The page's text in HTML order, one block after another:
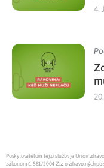
4.
Poskytovateľom tejto služby je Union
zákonom č. 581/2004 Z.z. o zdravotných